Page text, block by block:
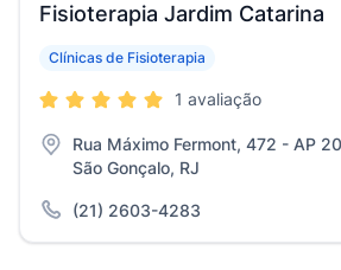
Fisioterapia Jardim Catarina
Clínicas de Fisioterapia
1 avaliação
Rua Máximo Fermont, 472 - AP
São Gonçalo, RJ
(21) 2603-4283